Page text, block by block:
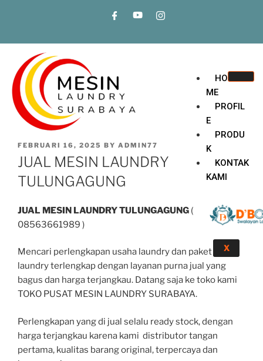
HO
ME
PROFIL
E
PRODU
K
KONTAK
KAMI
X
FEBRUARI 16, 2025 BY ADMIN77
JUAL MESIN LAUNDRY
TULUNGAGUNG
JUAL MESIN LAUNDRY TULUNGAGUNG (
08563661989 )
Mencari perlengkapan usaha laundry dan paket usaha
laundry terlengkap dengan layanan purna jual yang
bagus dan harga terjangkau. Datang saja ke toko kami
TOKO PUSAT MESIN LAUNDRY SURABAYA.
Perlengkapan yang di jual selalu ready stock, dengan
harga terjangkau karena kami distributor tangan
pertama, kualitas barang original, terpercaya dan